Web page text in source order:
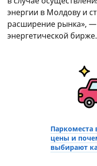
энергии в Молдову и
расширение рынка»,
энергетической бирже.
Паркоместа
цены и
выбирают